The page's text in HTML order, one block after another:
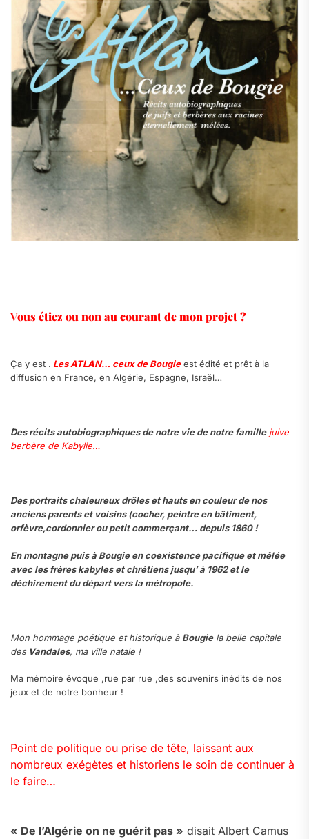
Vous étiez ou non au courant de mon projet ?
Ça y est . Les ATLAN… ceux de Bougieest édité et prêt à la
diffusion en France, en Algérie, Espagne, Israël…
Des récits autobiographiques de notre vie de notre famille juive
berbère de Kabylie…
Des portraits chaleureux drôles et hauts en couleur de nos
anciens parents et voisins (cocher, peintre en bâtiment,
orfèvre,cordonnier ou petit commerçant… depuis 1860 !
En montagne puis à Bougie en coexistence pacifique et mêlée
avec les frères kabyles et chrétiens jusqu’ à 1962 et le
déchirement du départ vers la métropole.
Mon hommage poétique et historique à Bougiela belle capitale
desVandales, ma ville natale !
Ma mémoire évoque ,rue par rue ,des souvenirs inédits de nos
jeux et de notre bonheur !
Point de politique ou prise de tête, laissant aux
nombreux exégètes et historiens le soin de continuer à
le faire…
« De l’Algérie on ne guérit pas » disait Albert Camus